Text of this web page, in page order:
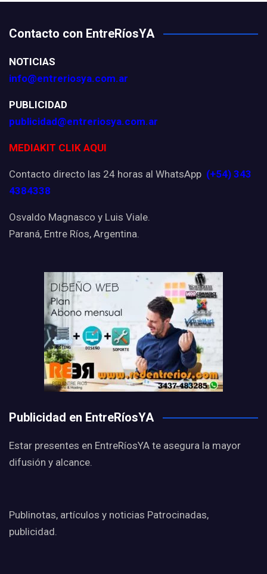
Contacto con EntreRíosYA
NOTICIAS
info@entreriosya.com.ar
PUBLICIDAD
publicidad@entreriosya.com.ar
MEDIAKIT CLIK AQUI
Contacto directo las 24 horas al WhatsApp (+54) 343
4384338
Osvaldo Magnasco y Luis Viale.
Paraná, Entre Ríos, Argentina.
Publicidad en EntreRíosYA
Estar presentes en EntreRíosYA te asegura la mayor
difusión y alcance.
Publinotas, artículos y noticias Patrocinadas,
publicidad.